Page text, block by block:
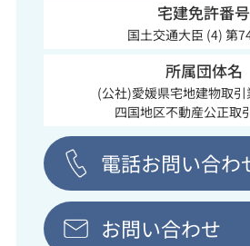
宅建免許番号
国土交通大臣 (4) 第
所属団体名
(公社)愛媛県宅地建物取引
四国地区不動産公正取
電話お問い合わ
お問い合わせ